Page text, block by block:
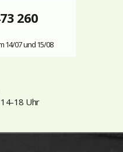
260
14/07 und 15/08
18 Uhr